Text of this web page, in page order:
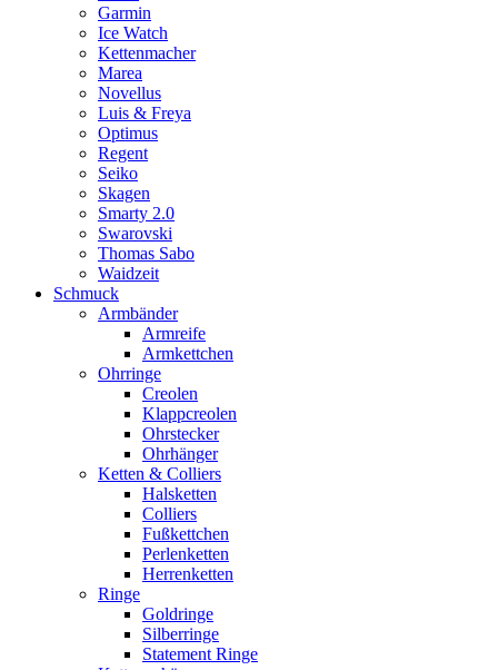
Garmin
Ice Watch
Kettenmacher
Marea
Novellus
Luis & Freya
Optimus
Regent
Seiko
Skagen
Smarty 2.0
Swarovski
Thomas Sabo
Waidzeit
Schmuck
Armbänder
Armreife
Armkettchen
Ohrringe
Creolen
Klappcreolen
Ohrstecker
Ohrhänger
Ketten & Colliers
Halsketten
Colliers
Fußkettchen
Perlenketten
Herrenketten
Ringe
Goldringe
Silberringe
Statement Ringe